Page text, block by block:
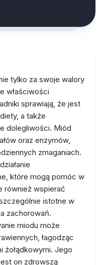
tylko za swoje walory
właściwości
sprawiają, że jest
a także
dolegliwości. Miód
oraz enzymów,
zmaganiach.
które mogą pomóc w
również wspierać
istotne w
zachorowań.
miodu może
łagodząc
żołądkowymi. Jego
on zdrowszą